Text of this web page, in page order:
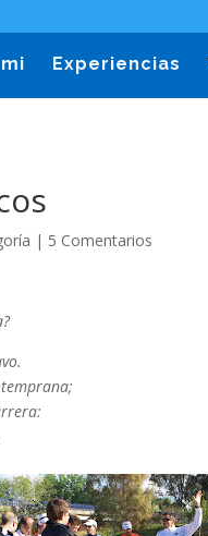
Experiencias
| 5 Comentarios